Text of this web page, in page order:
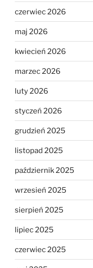
czerwiec 2026
maj 2026
kwiecień 2026
marzec 2026
luty 2026
styczeń 2026
grudzień 2025
listopad 2025
październik 2025
wrzesień 2025
sierpień 2025
lipiec 2025
czerwiec 2025